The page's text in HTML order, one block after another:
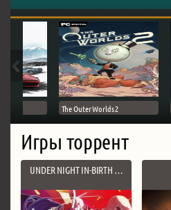
The Outer Worlds 2
Игры торрент
UNDER NIGHT IN-BIRTH …